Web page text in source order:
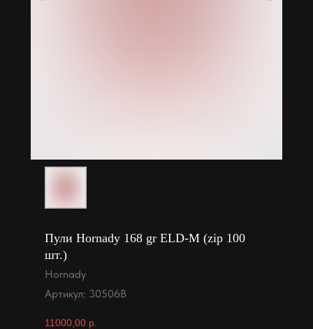
Пули Hornady 168 gr ELD-M (zip 100
шт.)
Hornady
Артикул: 30506B
11000,00 р.